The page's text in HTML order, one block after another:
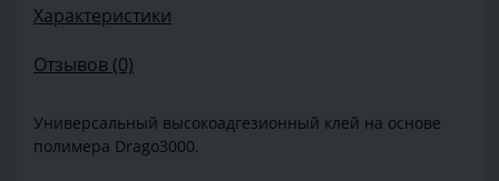
Характеристики
Отзывов (0)
Универсальный высокоадгезионный клей на основе
полимера Drago3000.